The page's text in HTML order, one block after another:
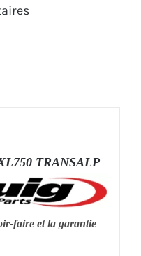
TRANSALP
faire et la garantie